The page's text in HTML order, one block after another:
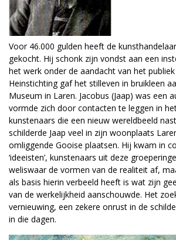
Voor 46.000 gulden heeft de
gekocht. Hij schonk zijn vondst aan een
het werk onder de aandacht van het
Heinstichting gaf het stilleven in bruikleen
Museum in Laren. Jacobus (Jaap) was een
vormde zich door contacten te leggen in
kunstenaars die een nieuw wereldbeeld
schilderde Jaap veel in zijn woonplaats
omliggende Gooise plaatsen. Hij kwam in
‘ideeisten’, kunstenaars uit deze
weliswaar de vormen van de realiteit af,
als basis hierin verbeeld heeft is wat zijn
van de werkelijkheid aanschouwde. Het
vernieuwing, een zekere onrust in de
in die dagen.